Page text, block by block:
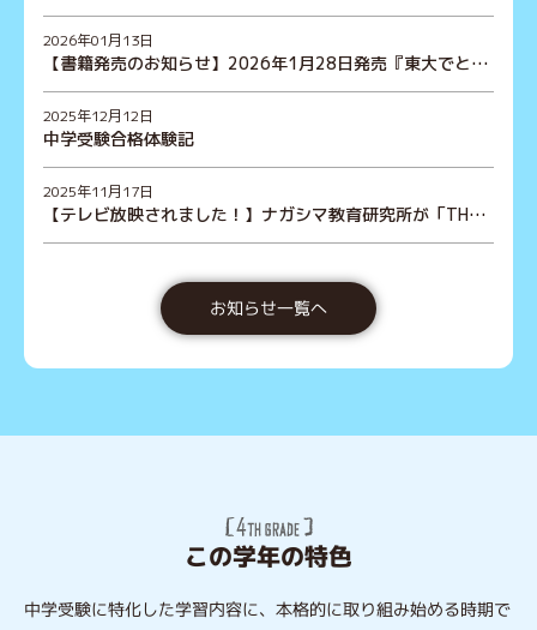
2026年01月13日
【書籍発売のお知らせ】2026年1月28日発売『東大でとこ
とん教育を学んでわかった！勉強にハマる子の育て方大
全』
2025年12月12日
中学受験合格体験記
2025年11月17日
【テレビ放映されました！】ナガシマ教育研究所が「THE
TIME,」（TBS）に登場！
お知らせ一覧へ
この学年の特色
中学受験に特化した学習内容に、本格的に取り組み始める時期で